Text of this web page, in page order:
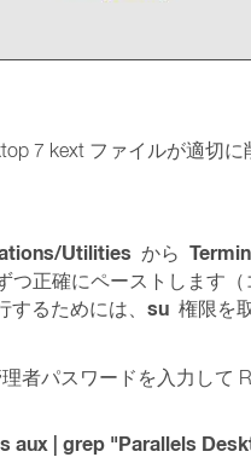
7 kext ファイルが適切に
Utilities から
つ正確にペーストします
するためには、 su 権限を
理者パスワードを入力して
aux | grep "Parallels